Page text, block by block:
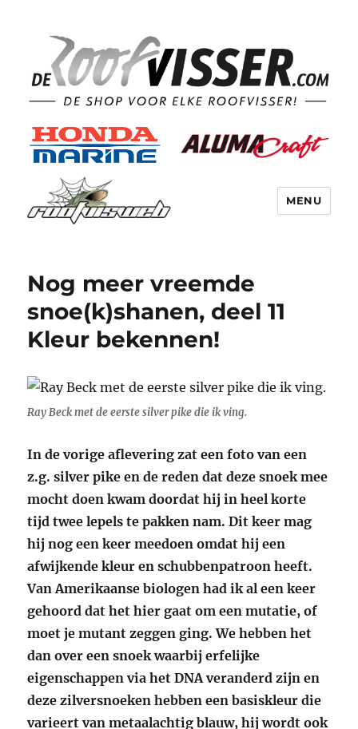
MENU
Nog meer vreemde
snoe(k)shanen, deel 11
Kleur bekennen!
Ray Beck met de eerste silver pike die ik ving.
In de vorige aflevering zat een foto van een
z.g. silver pike en de reden dat deze snoek mee
mocht doen kwam doordat hij in heel korte
tijd twee lepels te pakken nam. Dit keer mag
hij nog een keer meedoen omdat hij een
afwijkende kleur en schubbenpatroon heeft.
Van Amerikaanse biologen had ik al een keer
gehoord dat het hier gaat om een mutatie, of
moet je mutant zeggen ging. We hebben het
dan over een snoek waarbij erfelijke
eigenschappen via het DNA veranderd zijn en
deze zilversnoeken hebben een basiskleur die
varieert van metaalachtig blauw, hij wordt ook